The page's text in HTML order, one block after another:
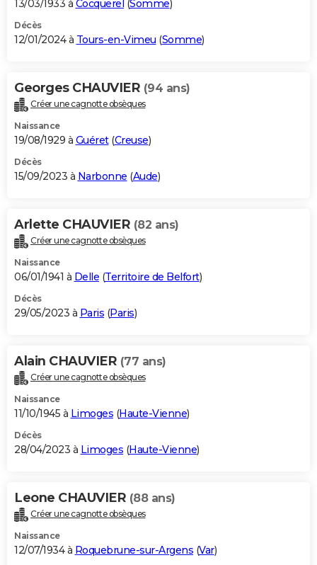
13/03/1933 à Cocquerel (Somme)
Décès
12/01/2024 à Tours-en-Vimeu (Somme)
Georges CHAUVIER (94 ans)
Créer une cagnotte obsèques
Naissance
19/08/1929 à Guéret(Creuse)
Décès
15/09/2023 à Narbonne (Aude)
Arlette CHAUVIER (82 ans)
Créer une cagnotte obsèques
Naissance
06/01/1941 à Delle (Territoire de Belfort)
Décès
29/05/2023 à Paris (Paris)
Alain CHAUVIER (77 ans)
Créer une cagnotte obsèques
Naissance
11/10/1945 à Limoges (Haute-Vienne)
Décès
28/04/2023 à Limoges (Haute-Vienne)
Leone CHAUVIER (88 ans)
Créer une cagnotte obsèques
Naissance
12/07/1934 à Roquebrune-sur-Argens (Var)